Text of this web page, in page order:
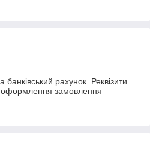
рахунок. Реквізити
замовлення